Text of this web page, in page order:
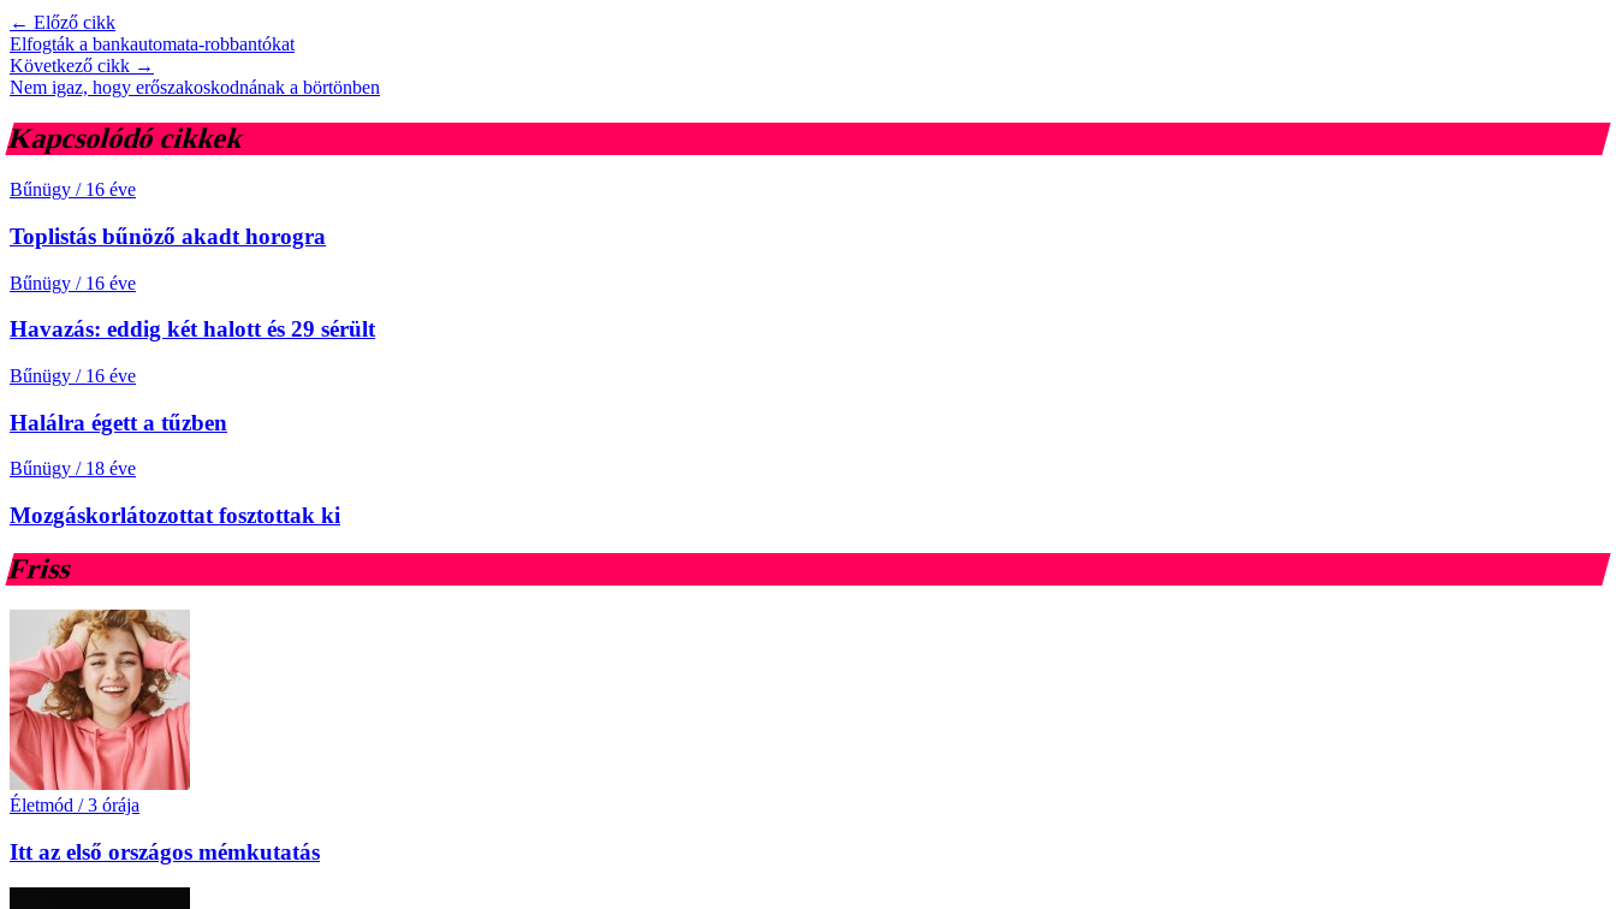
← Előző cikk
Elfogták a bankautomata-robbantókat
Következő cikk →
Nem igaz, hogy erőszakoskodnának a börtönben
Kapcsolódó cikkek
Bűnügy / 16 éve
Toplistás bűnöző akadt horogra
Bűnügy / 16 éve
Havazás: eddig két halott és 29 sérült
Bűnügy / 16 éve
Halálra égett a tűzben
Bűnügy / 18 éve
Mozgáskorlátozottat fosztottak ki
Friss
Életmód / 3 órája
Itt az első országos mémkutatás